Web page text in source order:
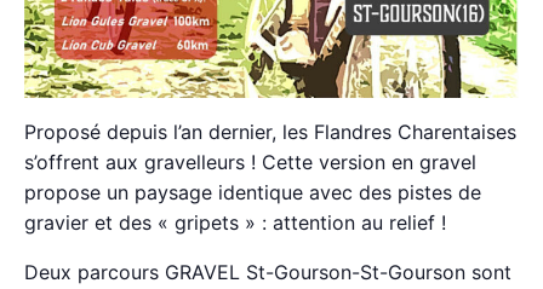
Proposé depuis l’an dernier, les Flandres Charentaises
s’offrent aux gravelleurs ! Cette version en gravel
propose un paysage identique avec des pistes de
gravier et des « gripets » : attention au relief !
Deux parcours GRAVEL St-Gourson-St-Gourson sont